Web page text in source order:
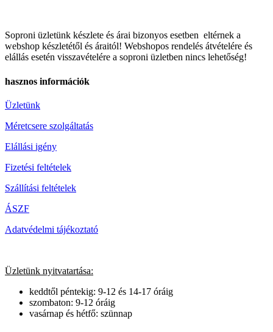
Soproni üzletünk készlete és árai bizonyos esetben eltérnek a
webshop készletétől és áraitól! Webshopos rendelés átvételére és
elállás esetén visszavételére a soproni üzletben nincs lehetőség!
hasznos információk
Üzletünk
Méretcsere szolgáltatás
Elállási igény
Fizetési feltételek
Szállítási feltételek
ÁSZF
Adatvédelmi tájékoztató
Üzletünk nyitvatartása:
keddtől péntekig: 9-12 és 14-17 óráig
szombaton: 9-12 óráig
vasárnap és hétfő: szünnap